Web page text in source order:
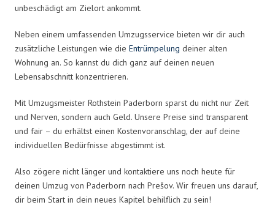
unbeschädigt am Zielort ankommt.
Neben einem umfassenden Umzugsservice bieten wir dir auch
zusätzliche Leistungen wie die Entrümpelung deiner alten
Wohnung an. So kannst du dich ganz auf deinen neuen
Lebensabschnitt konzentrieren.
Mit Umzugsmeister Rothstein Paderborn sparst du nicht nur Zeit
und Nerven, sondern auch Geld. Unsere Preise sind transparent
und fair – du erhältst einen Kostenvoranschlag, der auf deine
individuellen Bedürfnisse abgestimmt ist.
Also zögere nicht länger und kontaktiere uns noch heute für
deinen Umzug von Paderborn nach Prešov. Wir freuen uns darauf,
dir beim Start in dein neues Kapitel behilflich zu sein!